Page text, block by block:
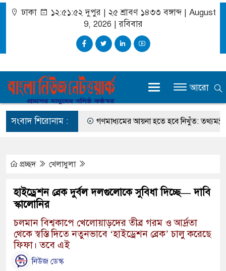
ঢাকা ১২:৫১:৫৩ দুপুর |২৫ শ্রাবণ ১৪৩৩ বঙ্গাব্দ | August
9, 2026 |রবিবার
আরো
সংবাদ শিরোনাম :
সম্ভাবনা প্রায় শেষ গণমাধ্যমের আয়না হতে হবে নিখুঁত: তথ্যমন্ত্রী
প্রচ্ছদ খেলাধুলা
হাইড্রেশন ব্রেক দুর্বল দলগুলোকে সুবিধা দিচ্ছে— দাবি
স্কালোনির
চলমান বিশ্বকাপে খেলোয়াড়দের তীব্র গরম ও আর্দ্রতা
থেকে স্বস্তি দিতে নতুনভাবে ‘হাইড্রেশন ব্রেক’ চালু করেছে
ফিফা। তবে এই
নিউজ ডেস্ক